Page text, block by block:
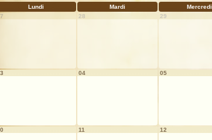
Lundi Mardi Mercredi
28 29
04 05
11 12